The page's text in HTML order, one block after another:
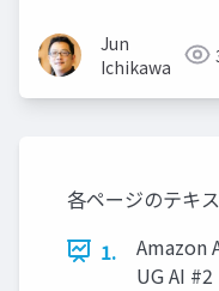
Jun
Ichikawa
各ページのテキ
1.
Amazon
UG AI #2